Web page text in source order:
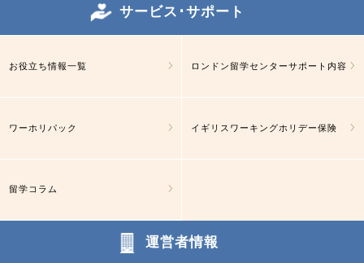
サービス･サポート
お役立ち情報一覧 ロンドン留学センターサポート内容
ワーホリパック イギリスワーキングホリデー保険
留学コラム
運営者情報